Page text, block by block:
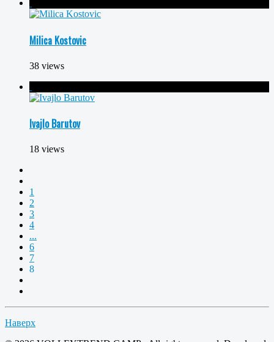
Milica Kostovic
38 views
Ivajlo Barutov
18 views
1
2
3
4
...
6
7
8
Наверх